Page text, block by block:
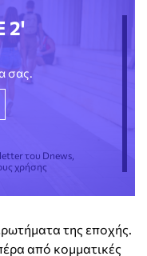
2'
σας.
του Dnews,
χρήσης
της εποχής.
από κομματικές